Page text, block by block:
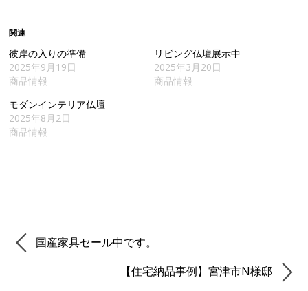
関連
彼岸の入りの準備
2025年9月19日
商品情報
リビング仏壇展示中
2025年3月20日
商品情報
モダンインテリア仏壇
2025年8月2日
商品情報
国産家具セール中です。
【住宅納品事例】宮津市N様邸